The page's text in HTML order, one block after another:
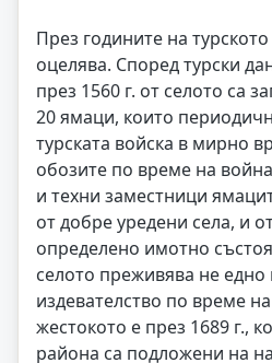
През годините на
оцелява. Според турски
през 1560 г. от селото са
20 ямаци, които
турската войска в мирно
обозите по време на
и техни заместници
от добре уредени села, и
определено имотно
селото преживява не едно
издевателство по време
жестокото е през 1689 г.,
района са подложени на